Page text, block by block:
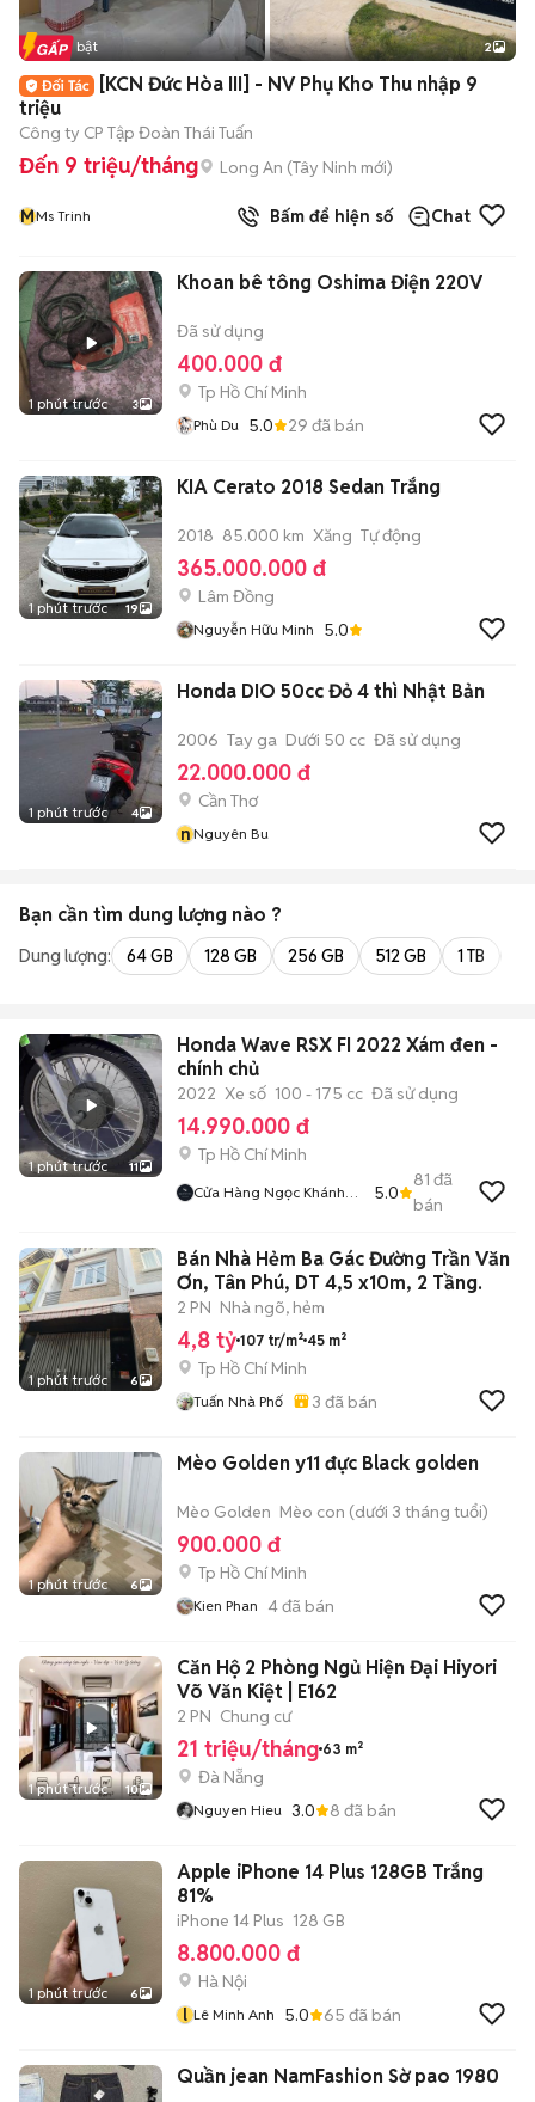
Tin nổi bật 2
[KCN Đức Hòa III] - NV Phụ Kho Thu nhập 9
triệu
Công ty CP Tập Đoàn Thái Tuấn
Đến 9 triệu/tháng Long An (Tây Ninh mới)
MMs Trinh Bấm để hiện số Chat
1 phút trước 3
Khoan bê tông Oshima Điện 220V
Đã sử dụng
400.000 đ
Tp Hồ Chí Minh
Phù Du 5.0 29 đã bán
1 phút trước 19
KIA Cerato 2018 Sedan Trắng
2018 85.000 km Xăng Tự động
365.000.000 đ
Lâm Đồng
Nguyễn Hữu Minh 5.0
1 phút trước 4
Honda DIO 50cc Đỏ 4 thì Nhật Bản
2006 Tay ga Dưới 50 cc Đã sử dụng
22.000.000 đ
Cần Thơ
nNguyên Bu
Bạn cần tìm dung lượng nào ?
Dung lượng: 64 GB 128 GB 256 GB 512 GB 1 TB
1 phút trước 11
Honda Wave RSX FI 2022 Xám đen -
chính chủ
2022 Xe số 100 - 175 cc Đã sử dụng
14.990.000 đ
Tp Hồ Chí Minh
Cửa Hàng Ngọc Khánh
5.0
81 đã
bán
1 phút trước 6
Bán Nhà Hẻm Ba Gác Đường Trần Văn
Ơn, Tân Phú, DT 4,5 x10m, 2 Tầng.
2 PN Nhà ngõ, hẻm
4,8 tỷ 107 tr/m² 45 m²
Tp Hồ Chí Minh
Tuấn Nhà Phố 3 đã bán
1 phút trước 6
Mèo Golden y11 đực Black golden
Mèo Golden Mèo con (dưới 3 tháng tuổi)
900.000 đ
Tp Hồ Chí Minh
Kien Phan 4đã bán
1 phút trước 10
Căn Hộ 2 Phòng Ngủ Hiện Đại Hiyori
Võ Văn Kiệt | E162
2 PN Chung cư
21 triệu/tháng 63 m²
Đà Nẵng
Nguyen Hieu 3.0 8 đã bán
1 phút trước 6
Apple iPhone 14 Plus 128GB Trắng
81%
iPhone 14 Plus 128 GB
8.800.000 đ
Hà Nội
l Lê Minh Anh 5.0 65 đã bán
Quần jean NamFashion Sờ pao 1980